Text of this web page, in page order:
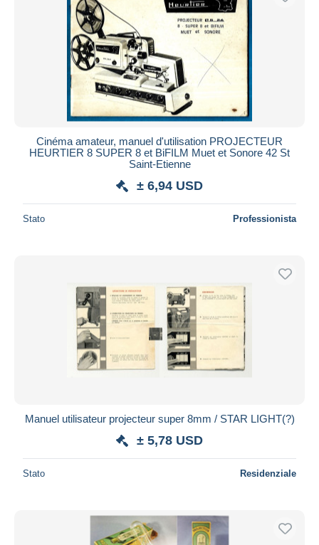
Cinéma amateur, manuel d'utilisation PROJECTEUR
HEURTIER 8 SUPER 8 et BiFILM Muet et Sonore 42 St
Saint-Etienne
± 6,94 USD
Stato Professionista
Manuel utilisateur projecteur super 8mm / STAR LIGHT(?)
± 5,78 USD
Stato Residenziale